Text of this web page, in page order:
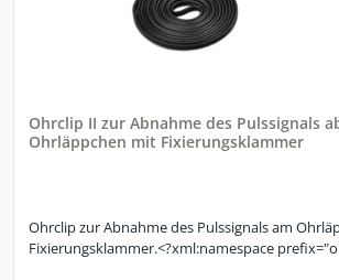
Ohrclip II zur Abnahme des Pulssignals
Ohrläppchen mit Fixierungsklammer
Ohrclip zur Abnahme des Pulssignals am
Fixierungsklammer.<?xml:namespace